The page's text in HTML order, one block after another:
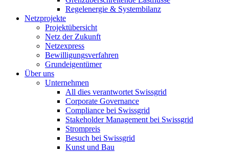
Regelenergie & Systembilanz
Netzprojekte
Projektübersicht
Netz der Zukunft
Netzexpress
Bewilligungsverfahren
Grundeigentümer
Über uns
Unternehmen
All dies verantwortet Swissgrid
Corporate Governance
Compliance bei Swissgrid
Stakeholder Management bei Swissgrid
Strompreis
Besuch bei Swissgrid
Kunst und Bau